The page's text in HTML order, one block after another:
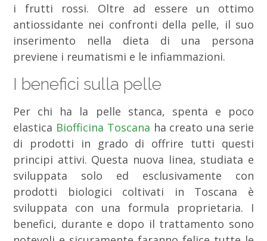
i frutti rossi. Oltre ad essere un ottimo
antiossidante nei confronti della pelle, il suo
inserimento nella dieta di una persona
previene i reumatismi e le infiammazioni.
I benefici sulla pelle
Per chi ha la pelle stanca, spenta e poco
elastica Biofficina Toscana ha creato una serie
di prodotti in grado di offrire tutti questi
principi attivi. Questa nuova linea, studiata e
sviluppata solo ed esclusivamente con
prodotti biologici coltivati in Toscana è
sviluppata con una formula proprietaria. I
benefici, durante e dopo il trattamento sono